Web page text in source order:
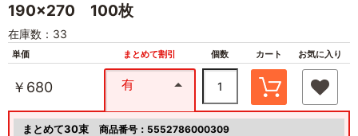
190x270 100枚
在庫数：33
単価 まとめて割引 個数 カート お気に入り
￥680 有
まとめて30束 商品番号：5552786000309